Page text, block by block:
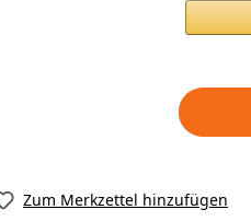
Zum Merkzettel hinzufügen